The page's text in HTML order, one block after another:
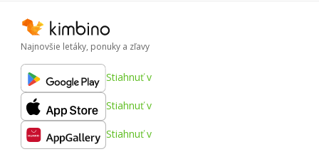
Najnovšie letáky, ponuky a zľavy
Stiahnuť v
Stiahnuť v
Stiahnuť v